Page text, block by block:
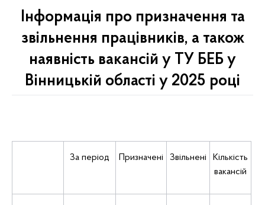
Інформація про призначення та
звільнення працівників, а також
наявність вакансій у ТУ БЕБ у
Вінницькій області у 2025 році
За період Призначені Звільнені
Кількість
вакансій